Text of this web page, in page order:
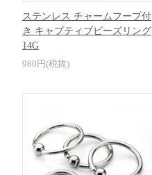
ステンレス チャームフープ付
き キャプティブビーズリング
14G
980円(税抜)